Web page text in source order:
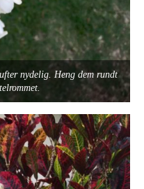
nydelig. Heng dem rundt